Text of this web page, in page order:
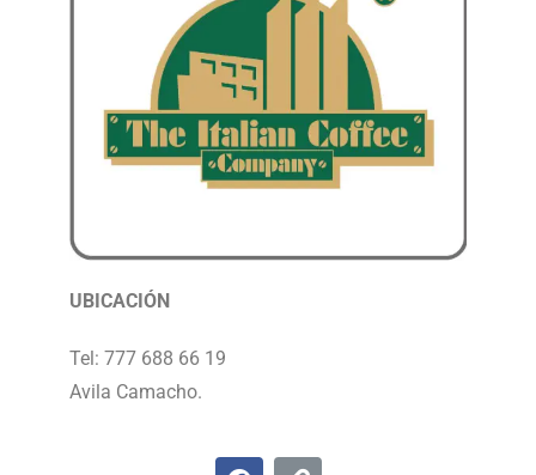
UBICACIÓN
Tel: 777 688 66 19
Avila Camacho.